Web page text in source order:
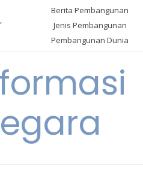
Berita Pembangunan
Jenis Pembangunan
Pembangunan Dunia